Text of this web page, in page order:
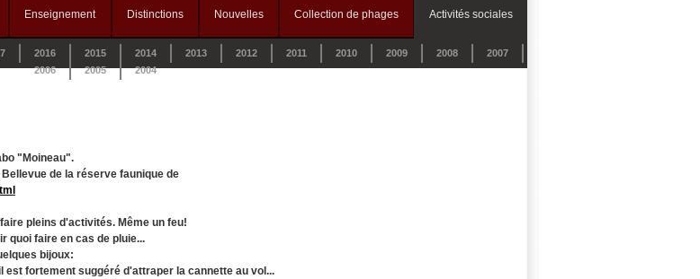
Enseignement Distinctions Nouvelles Collection de phages Activités sociales
2016 2015 2014 2013 2012 2011 2010 2009 2008
2007
2006
2005 2004
"Moineau".
de la réserve faunique de
pleins d'activités. Même un feu!
quoi faire en cas de pluie...
bijoux:
fortement suggéré d'attraper la cannette au vol...